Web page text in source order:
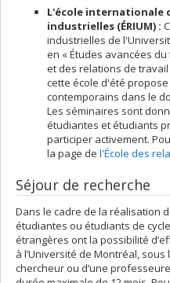
L'école internationale
industrielles (ÉRIUM) :
industrielles de
en « Études avancées
et des relations de travail
cette école d'été
contemporains dans le
Les séminaires sont
étudiantes et étudiants
participer activement.
la page de l'École des
Séjour de recherche
Dans le cadre de la réalisation
étudiantes ou étudiants de
étrangères ont la possibilité
à l’Université de Montréal,
chercheur ou d’une